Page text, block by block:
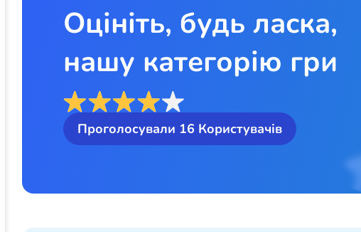
Оцініть, будь ласка,
нашу категорію гри
Проголосували 16 Користувачів